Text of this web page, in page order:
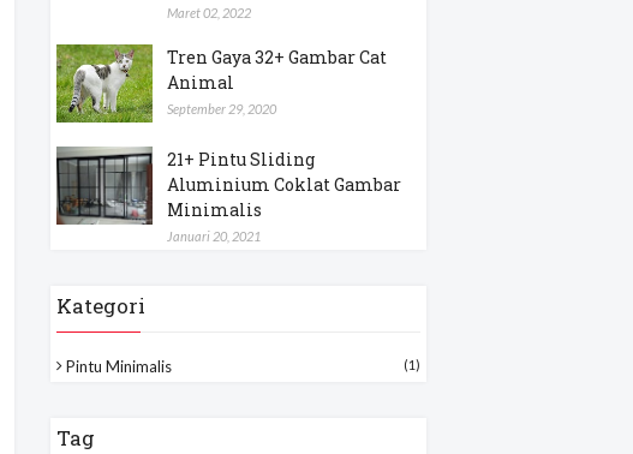
Maret 02, 2022
Tren Gaya 32+ Gambar Cat
Animal
September 29, 2020
21+ Pintu Sliding
Aluminium Coklat Gambar
Minimalis
Januari 20, 2021
Kategori
Pintu Minimalis (1)
Tag